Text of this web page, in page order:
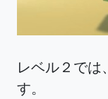
レベル２では
す。